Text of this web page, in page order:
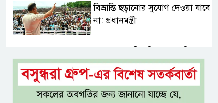
বিভ্রান্তি ছড়ানোর সুযোগ দেওয়া যাবে
না: প্রধানমন্ত্রী
অধিকার নিশ্চিত করতে হাইকোর্টের
রুল